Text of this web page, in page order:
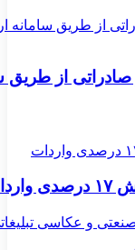
از طریق